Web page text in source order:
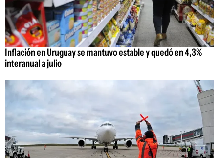
Inflación en Uruguay se mantuvo estable y quedó en 4,3%
interanual a julio